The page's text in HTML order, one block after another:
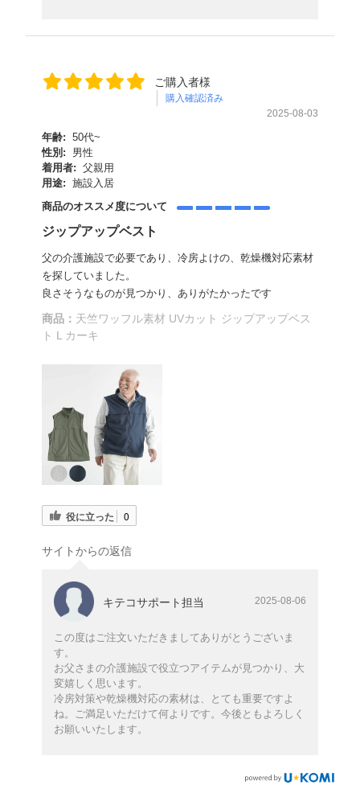
ご購入者様
購入確認済み
2025-08-03
年齢: 50代~
性別:
男性
着用者: 父親用
用途: 施設入居
商品のオススメ度について
ジップアップベスト
父の介護施設で必要であり、冷房よけの、乾燥機対応素材
を探していました。
良さそうなものが見つかり、ありがたかったです
商品： 天竺ワッフル素材 UVカット ジップアップベス
ト L カーキ
役に立った 0
サイトからの返信
キテコサポート担当 2025-08-06
この度はご注文いただきましてありがとうございま
す。
お父さまの介護施設で役立つアイテムが見つかり、大
変嬉しく思います。
冷房対策や乾燥機対応の素材は、とても重要ですよ
ね。ご満足いただけて何よりです。今後ともよろしく
お願いいたします。